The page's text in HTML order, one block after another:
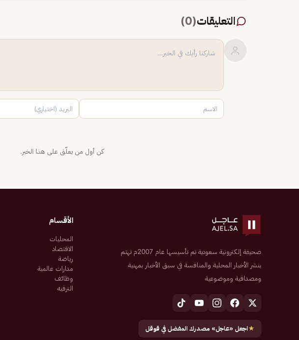
التعليقات(
0
)
كن أول من يعلّق على هذا الخبر.
صحيفة إلكترونية سعودية تم تأسيسها عام 2007م تهتم
بنشر الأخبار المحلية والمنافسة في سبق الأخبار بمهنية
ومصداقية وموضوعية
★اجعل «عاجل» مصدرك المفضل في قوقل
الأقسام
المحليات
الاقتصاد
رياضة
مدارات عالمية
وظائف
الترفيه